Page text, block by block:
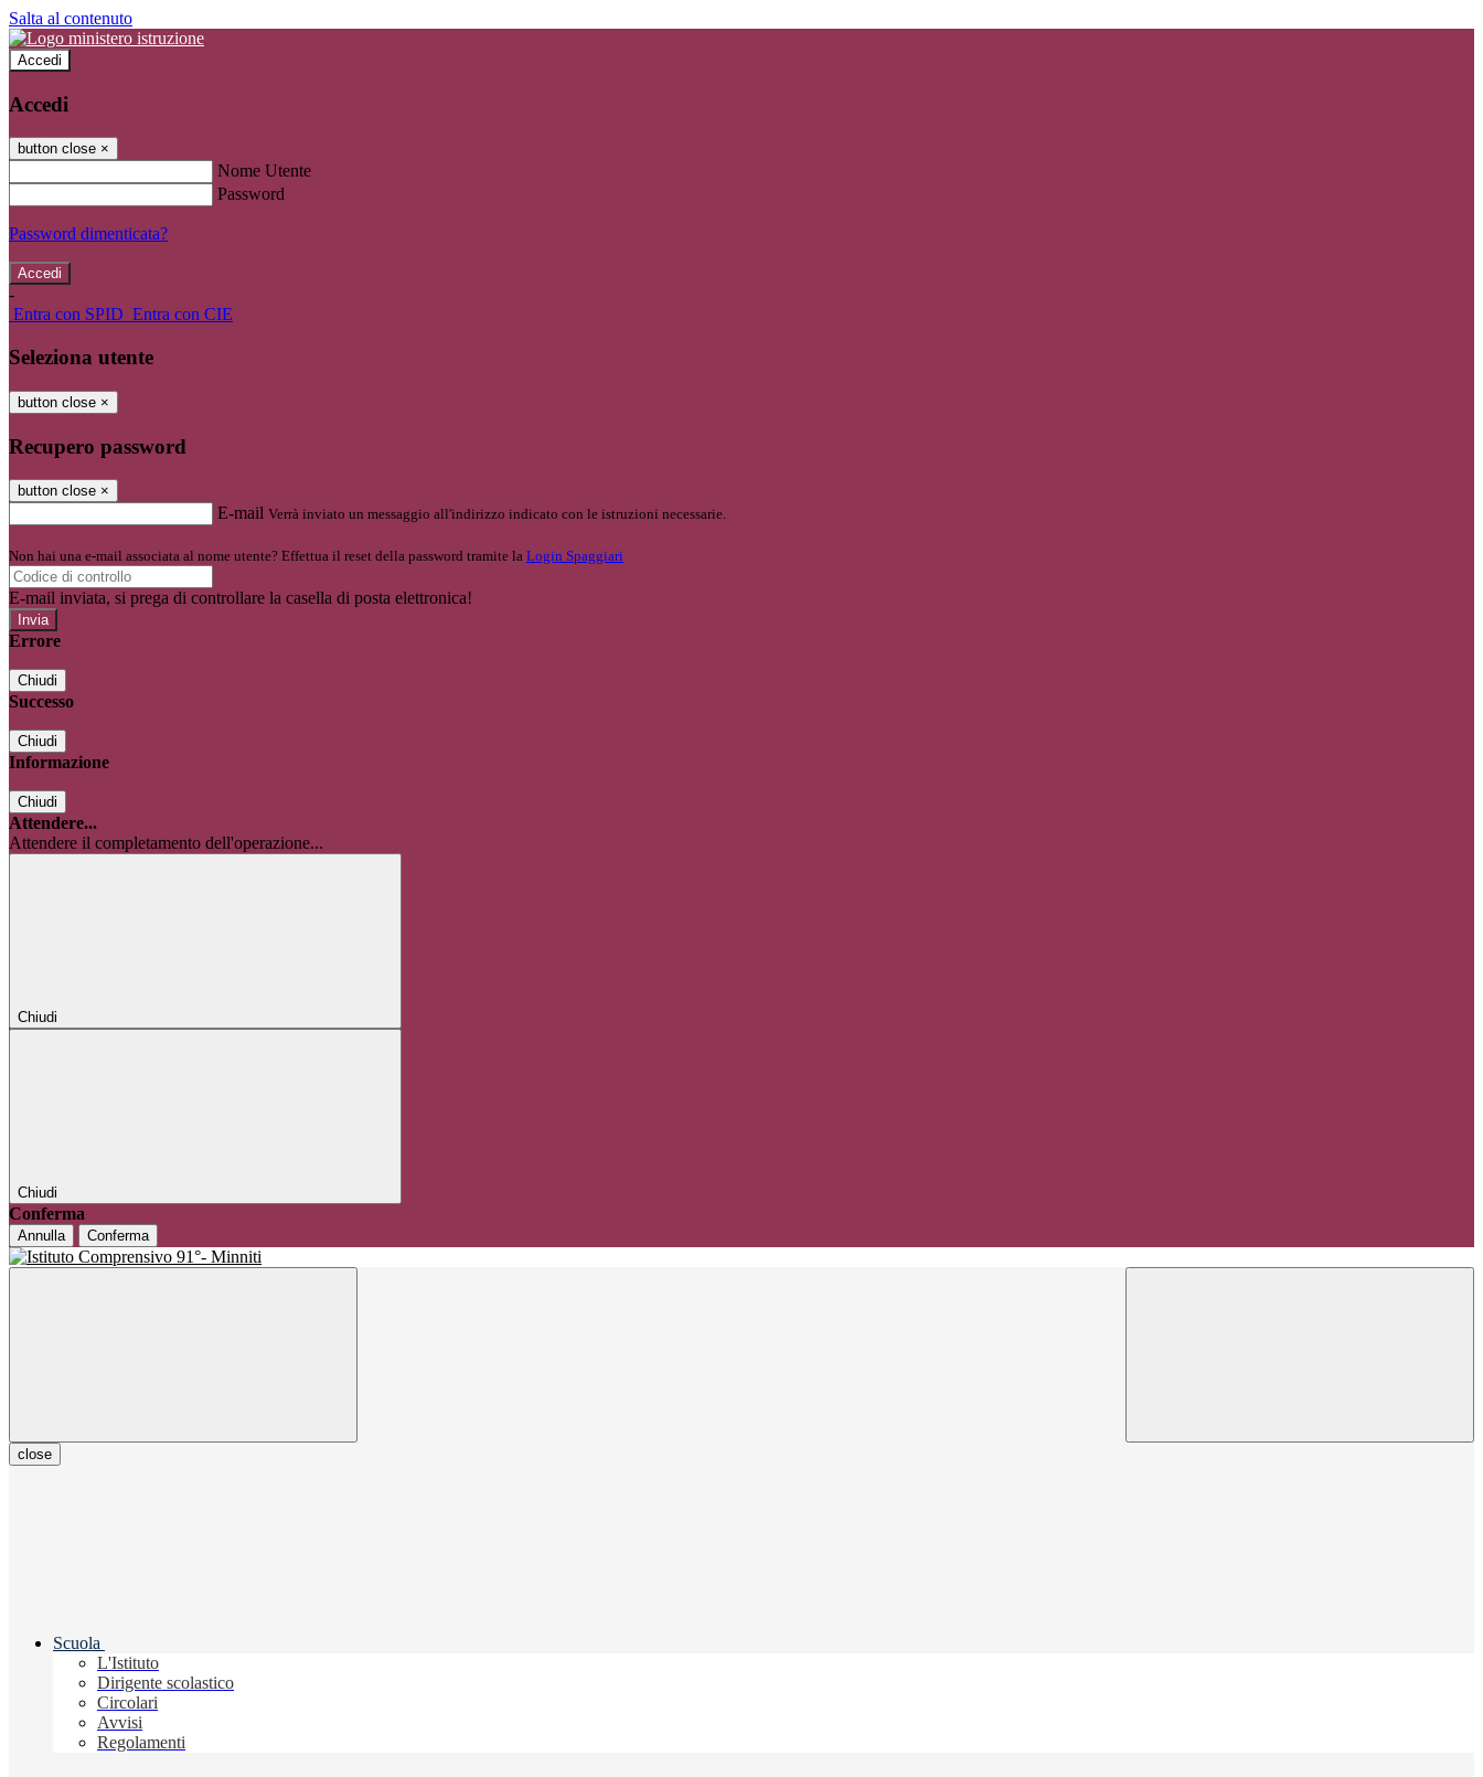
Salta al contenuto
Accedi
Accedi
button close ×
Nome Utente
Password
Password dimenticata?
-
Entra con SPID Entra con CIE
Seleziona utente
button close ×
Recupero password
button close ×
E-mail Verrà inviato un messaggio all'indirizzo indicato con le istruzioni necessarie.
Non hai una e-mail associata al nome utente? Effettua il reset della password tramite la Login Spaggiari
E-mail inviata, si prega di controllare la casella di posta elettronica!
Errore
Chiudi
Successo
Chiudi
Informazione
Chiudi
Attendere...
Attendere il completamento dell'operazione...
Chiudi
Chiudi
Conferma
Annulla Conferma
close
Scuola
L'Istituto
Dirigente scolastico
Circolari
Avvisi
Regolamenti